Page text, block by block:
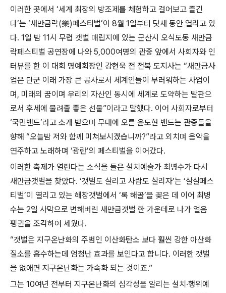
이러한 곳에서 ‘세계 최장의 방조제를 체험하고 걸어보고 즐긴
다’는 ‘새만금락(樂)페스티벌’이 8월 1일부터 닷새 동안 열리고 있
다. 1일 밤 11시 무렵 갯벌 매립지에 있는 군산시 오식도동 새만금
락페스티벌 공연장에 나와 5,000여명의 관중 앞에서 사회자와 인
터뷰를 한 이 대회 명예회장인 강현욱 전 전북 도지사는 “새만금사
업은 단군 이래 가장 큰 공사로서 세계인들이 부러워하는 사업이
며, 미래의 꿈이며 우리의 자산인 동시에 세계로 도약하는 발판으
로서 후세에 물려줄 좋은 선물”이라고 말했다. 이어 사회자로부터
‘국민밴드’라고 소개 받으며 무대에 오른 윤도현 밴드는 관중들을
향해 “오늘밤 저와 함께 미쳐보시겠습니까?”라고 외치며 음악을
연주하고 노래하며 ‘광란’의 페스티벌을 이어갔다.
이러한 축제가 열린다는 소식을 들은 설치예술가 최병수가 다시
새만금갯벌을 찾았다. ‘갯벌도 살리고 사람도 살리자’는 ‘살살페스
티벌’이 열리고 있는 해창갯벌에서 ‘록 해골’을 꽂은 데 이어 최병
수는 2일 사막으로 변해버린 새만금갯벌 한 가운데로 나가 얼음
펭귄을 조각하여 세웠다.
“갯벌은 지구온난화의 주범인 이산화탄소 보다 훨씬 강한 아산화
질소를 흡수하는데 엄청난 효과를 보인다고 합니다. 이러한 갯벌
을 없애면 지구온난화는 가속화 되는 것이죠.”
그는 10여년 전부터 지구온난화의 심각성을 알리는 설치·행위예